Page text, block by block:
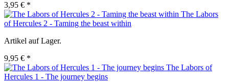
3,95 € *
The Labors
of Hercules 2 - Taming the beast within
Artikel auf Lager.
9,95 € *
The Labors of
Hercules 1 - The journey begins